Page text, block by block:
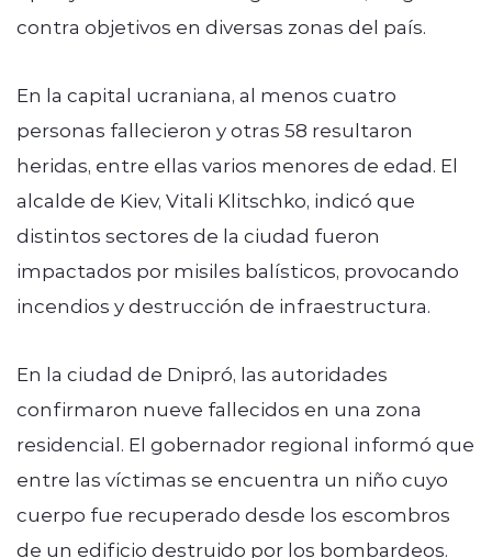
contra objetivos en diversas zonas del país.
En la capital ucraniana, al menos cuatro
personas fallecieron y otras 58 resultaron
heridas, entre ellas varios menores de edad. El
alcalde de Kiev, Vitali Klitschko, indicó que
distintos sectores de la ciudad fueron
impactados por misiles balísticos, provocando
incendios y destrucción de infraestructura.
En la ciudad de Dnipró, las autoridades
confirmaron nueve fallecidos en una zona
residencial. El gobernador regional informó que
entre las víctimas se encuentra un niño cuyo
cuerpo fue recuperado desde los escombros
de un edificio destruido por los bombardeos.